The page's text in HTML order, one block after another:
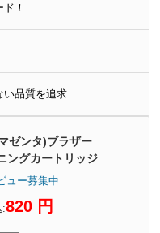
！
い品質を追求
ゼンタ)ブラザー
ングカートリッジ
ュー募集中
:820 円